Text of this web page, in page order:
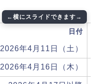
日付
2026年4月11日（土）
2026年4月16日（木）